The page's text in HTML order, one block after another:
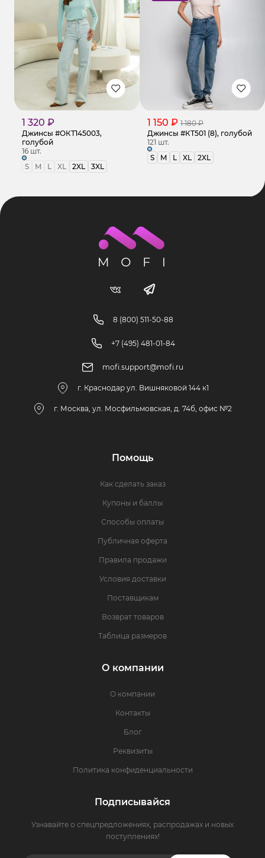
1 320 ₽
Джинсы #ОКТ145003,
голубой
16 шт.
S
M L XL 2XL 3XL
1 150 ₽ 1 180 ₽
Джинсы #КТ501 (8), голубой
121 шт.
S
M L XL 2XL
8 (800) 511-50-88
+7 (495) 481-01-84
mofi.support@mofi.ru
г. Краснодар ул. Вишняковой 144 к1
г. Москва, ул. Мосфильмовская, д. 74б, офис №2
Помощь
Как сделать заказ
Купоны и баллы
Способы оплаты
Публичная оферта
Правила продажи
Условия доставки
Поставщикам
Возврат товаров
Таблица размеров
О компании
О компании
Контакты
Блог
Реквизиты
Политика конфиденциальности
Подписывайся
Узнавайте о спецпредложениях, распродажах и новых
поступлениях!